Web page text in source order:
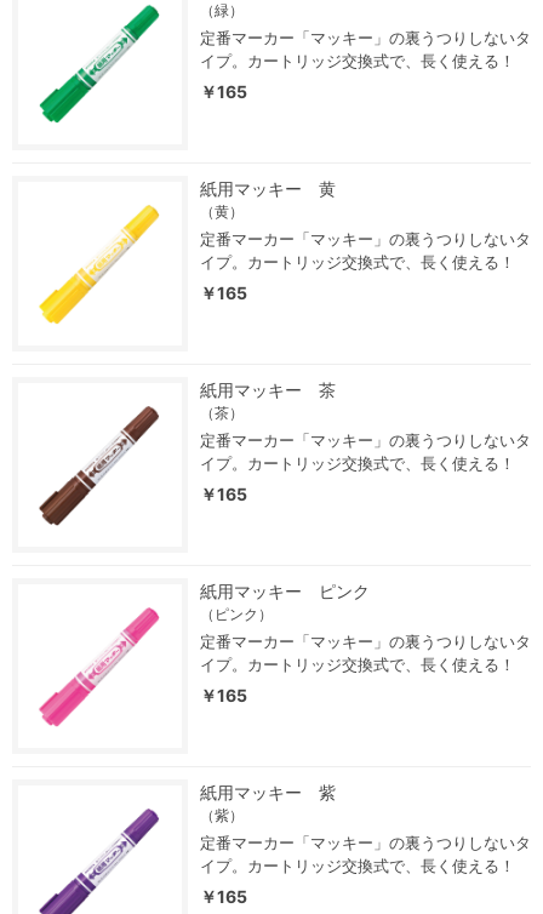
（緑）
定番マーカー「マッキー」の裏うつりしないタ
イプ。カートリッジ交換式で、長く使える！
￥165
紙用マッキー 黄
（黄）
定番マーカー「マッキー」の裏うつりしないタ
イプ。カートリッジ交換式で、長く使える！
￥165
紙用マッキー 茶
（茶）
定番マーカー「マッキー」の裏うつりしないタ
イプ。カートリッジ交換式で、長く使える！
￥165
紙用マッキー ピンク
（ピンク）
定番マーカー「マッキー」の裏うつりしないタ
イプ。カートリッジ交換式で、長く使える！
￥165
紙用マッキー 紫
（紫）
定番マーカー「マッキー」の裏うつりしないタ
イプ。カートリッジ交換式で、長く使える！
￥165